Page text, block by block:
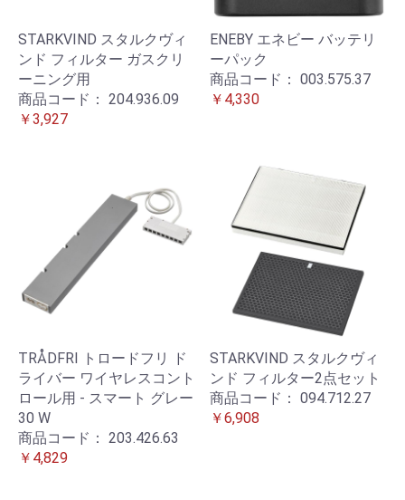
STARKVIND スタルクヴィ
ンド フィルター ガスクリ
ーニング用
商品コード： 204.936.09
￥3,927
ENEBY エネビー バッテリ
ーパック
商品コード： 003.575.37
￥4,330
TRÅDFRI トロードフリ ド
ライバー ワイヤレスコント
ロール用 - スマート グレー
30 W
商品コード： 203.426.63
￥4,829
STARKVIND スタルクヴィ
ンド フィルター2点セット
商品コード： 094.712.27
￥6,908